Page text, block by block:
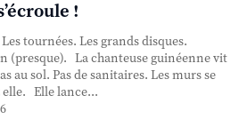
!
tournées. Les grands disques.
(presque). La chanteuse guinéenne vit
au sol. Pas de sanitaires. Les murs se
elle. Elle lance...